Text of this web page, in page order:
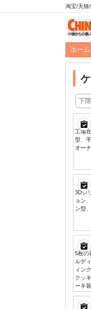
淘宝/天猫
ホーム
工場
型、
オー
3Dシ
ョン
ン型
5枚の
ルデ
ィン
クッ
ーキ